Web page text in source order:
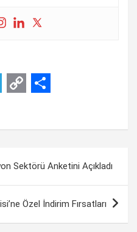
y
L
i
n
r
e
Sektörü Anketini Açıkladı
Özel İndirim Fırsatları